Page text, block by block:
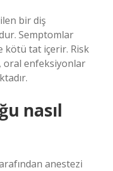
bir diş
Semptomlar
kötü tat içerir. Risk
oral enfeksiyonlar
nasıl
anestezi